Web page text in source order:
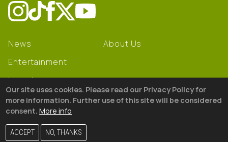
News
Entertainment
Learning
Gear
About Us
© 2026 The18
Our site uses cookies. Please read our Privacy Policy for
more information. Further use of this site will be considered
consent. More info
ACCEPT NO, THANKS